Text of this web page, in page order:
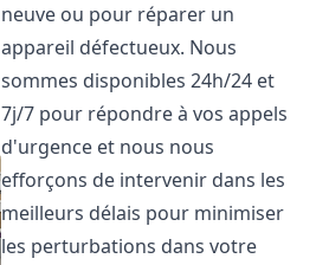
neuve ou pour réparer un
appareil défectueux. Nous
sommes disponibles 24h/24 et
7j/7 pour répondre à vos appels
d'urgence et nous nous
efforçons de intervenir dans les
meilleurs délais pour minimiser
les perturbations dans votre